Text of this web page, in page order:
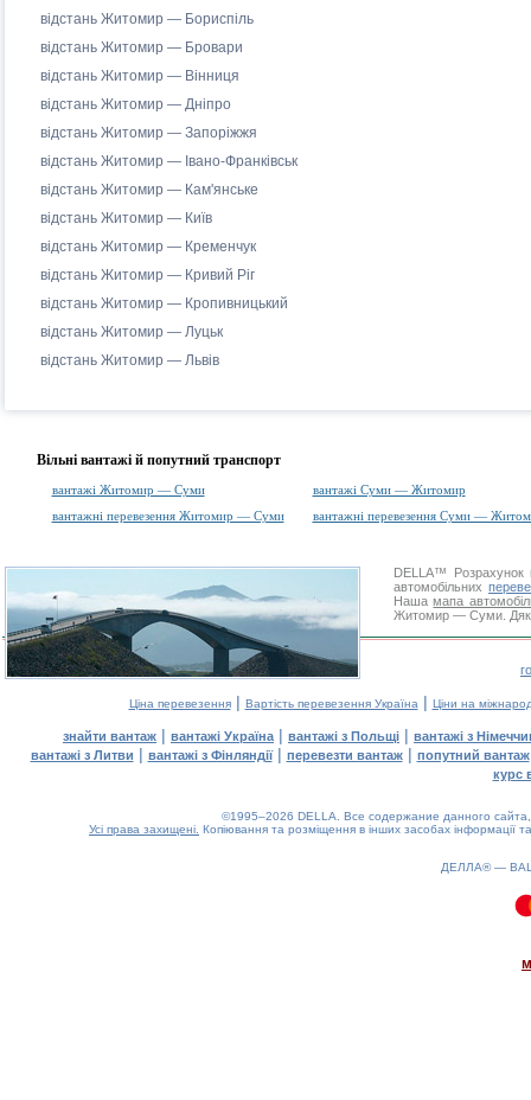
відстань Житомир — Бориспіль
відстань Житомир — Бровари
відстань Житомир — Вінниця
відстань Житомир — Дніпро
відстань Житомир — Запоріжжя
відстань Житомир — Івано-Франківськ
відстань Житомир — Кам'янське
відстань Житомир — Київ
відстань Житомир — Кременчук
відстань Житомир — Кривий Ріг
відстань Житомир — Кропивницький
відстань Житомир — Луцьк
відстань Житомир — Львів
Вільні вантажі й попутний транспорт
вантажі Житомир — Суми
вантажі Суми — Житомир
вантажні перевезення Житомир — Суми
вантажні перевезення Суми —
DELLA™
Розрахунок
автомобільних
Нашамапа
Житомир — Суми.
Ціна перевезення| Вартість перевезення Україна | Ціни на
знайти вантаж | вантажі Україна | вантажі з Польщі | вантажі з
вантажі з Литви | вантажі з Фінляндії| перевезти вантаж| попутний вантаж
курс
©1995–2026 DELLA. Все содержание данного
Усі права захищені. Копіювання та розміщення в інших засобах інформації
ДЕЛЛА® —